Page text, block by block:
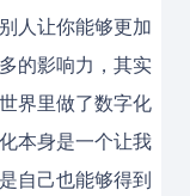
人让你能够更加
的影响力，其实
界里做了数字化
本身是一个让我
自己也能够得到